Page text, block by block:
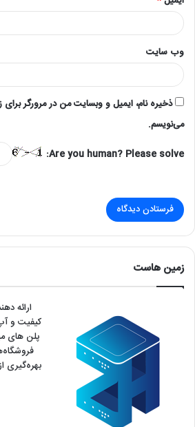
وب‌ سایت
ذخیره نام، ایمیل و وبسایت من در مرورگر برای
می‌نویسم.
Are you human? Please solve:
زمین هاست
ارائه
بهره‌گیری